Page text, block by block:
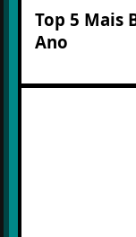
Top 5 Mais
Ano